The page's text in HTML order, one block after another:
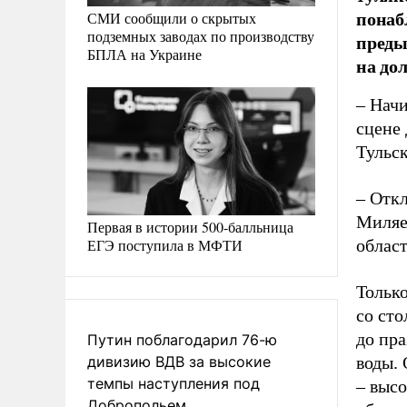
СМИ сообщили о скрытых
подземных заводах по производству
БПЛА на Украине
Первая в истории 500-балльница
ЕГЭ поступила в МФТИ
Путин поблагодарил 76-ю
дивизию ВДВ за высокие
темпы наступления под
на
–
сцене
–
со
до
воды.
–